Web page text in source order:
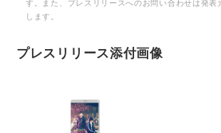
す。また、プレスリリースへのお問い合わせは発表
します。
プレスリリース添付画像